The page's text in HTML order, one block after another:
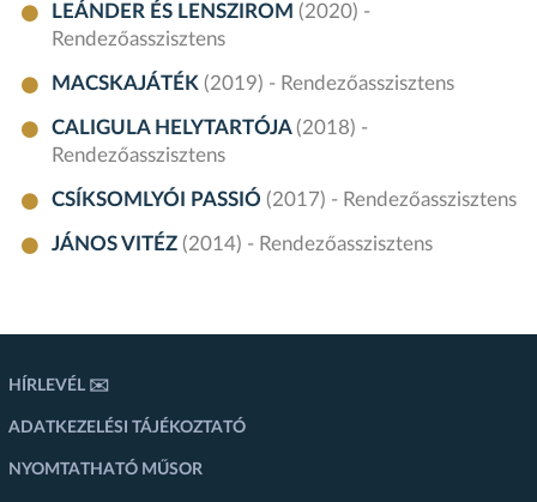
LEÁNDER ÉS LENSZIROM (2020) -
Rendezőasszisztens
MACSKAJÁTÉK (2019) - Rendezőasszisztens
CALIGULA HELYTARTÓJA(2018) -
Rendezőasszisztens
CSÍKSOMLYÓI PASSIÓ (2017) - Rendezőasszisztens
JÁNOS VITÉZ (2014) - Rendezőasszisztens
HÍRLEVÉL ✉️
ADATKEZELÉSI TÁJÉKOZTATÓ
NYOMTATHATÓ MŰSOR